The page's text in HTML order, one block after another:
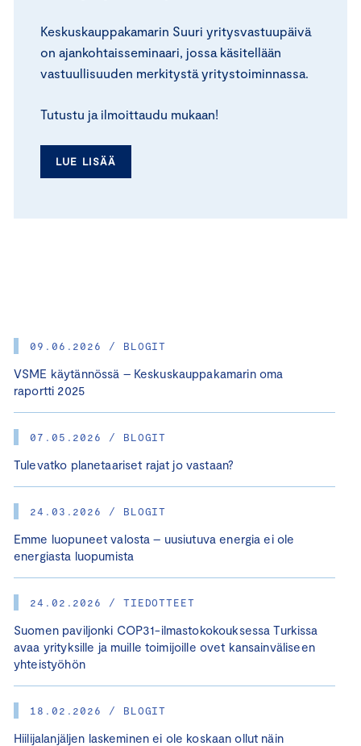
09.06.2026 / BLOGIT
VSME käytännössä – Keskuskauppakamarin oma
raportti 2025
07.05.2026 / BLOGIT
Tulevatko planetaariset rajat jo vastaan?
24.03.2026 / BLOGIT
Emme luopuneet valosta – uusiutuva energia ei ole
energiasta luopumista
24.02.2026 / TIEDOTTEET
Suomen paviljonki COP31-ilmastokokouksessa Turkissa
avaa yrityksille ja muille toimijoille ovet kansainväliseen
yhteistyöhön
18.02.2026 / BLOGIT
Hiilijalanjäljen laskeminen ei ole koskaan ollut näin
Keskuskauppakamarin Suuri yritysvastuupäivä
on ajankohtaisseminaari, jossa käsitellään
vastuullisuuden merkitystä yritystoiminnassa.
Tutustu ja ilmoittaudu mukaan!
LUE LISÄÄ